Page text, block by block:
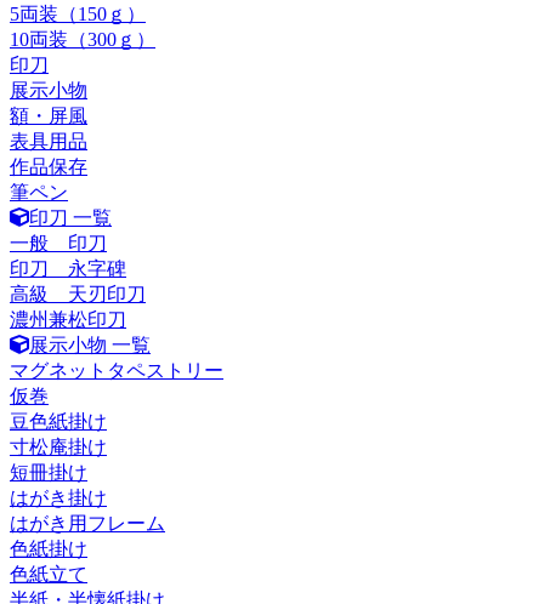
5両装（150ｇ）
10両装（300ｇ）
印刀
展示小物
額・屏風
表具用品
作品保存
筆ペン
印刀 一覧
一般 印刀
印刀 永字碑
高級 天刃印刀
濃州兼松印刀
展示小物 一覧
マグネットタペストリー
仮巻
豆色紙掛け
寸松庵掛け
短冊掛け
はがき掛け
はがき用フレーム
色紙掛け
色紙立て
半紙・半懐紙掛け